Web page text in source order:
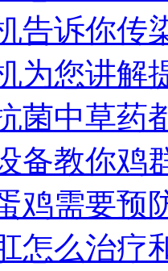
告诉你传
为您讲解
菌中草药
备教你鸡
鸡需要预
怎么治疗